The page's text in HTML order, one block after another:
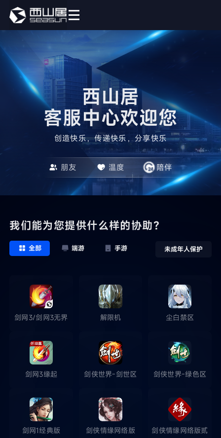
创造快乐，传递快乐，分享快乐
西山居
客服中心欢迎您
朋友 温度 陪伴
我们能为您提供什么样的协助？
全部 端游 手游 未成年人保护
剑网3/剑网3无界 解限机 尘白禁区
剑网3缘起 剑侠世界-剑世区 剑侠世界-绿色区
剑网1经典版 剑侠情缘网络版 剑侠情缘网络版贰